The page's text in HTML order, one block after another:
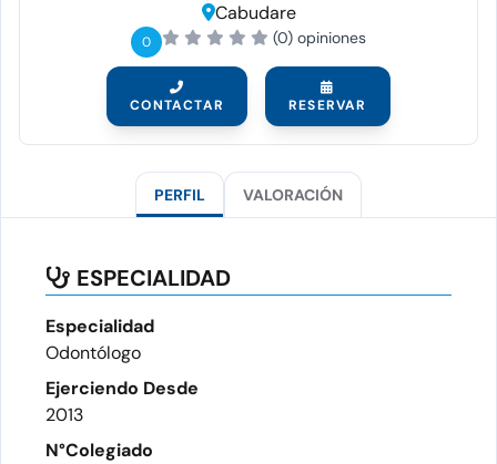
Cabudare
0 (0) opiniones
CONTACTAR RESERVAR
PERFIL VALORACIÓN
ESPECIALIDAD
Especialidad
Odontólogo
Ejerciendo Desde
2013
N°Colegiado